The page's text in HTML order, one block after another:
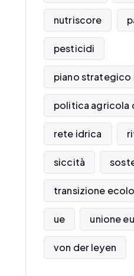
nutriscore
pesticidi
piano strategico
politica agricola
rete idrica
siccità
transizione
ue unione
von der leyen